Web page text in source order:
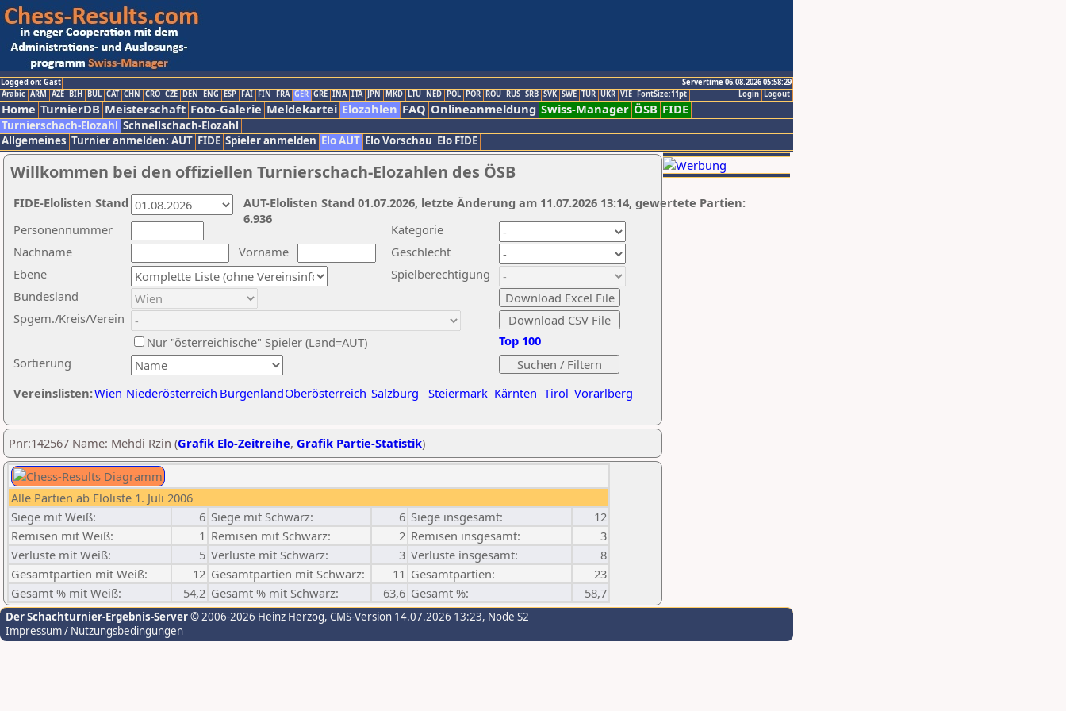
Logged on: Gast
Servertime 06.08.2026 05:58:29
Logout
Login
Arabic ARM AZE BIH BUL CAT CHN CRO CZE DEN ENG ESP FAI FIN FRA GER GRE INA ITA JPN MKD LTU NED POL POR ROU RUS SRB SVK SWE TUR UKR VIE FontSize:11pt
Home TurnierDB Meisterschaft Foto-Galerie Meldekartei Elozahlen FAQ Onlineanmeldung Swiss-Manager ÖSB FIDE
Turnierschach-Elozahl Schnellschach-Elozahl
Allgemeines Turnier anmelden: AUT FIDE Spieler anmelden Elo AUT Elo Vorschau Elo FIDE
Willkommen bei den offiziellen Turnierschach-Elozahlen des ÖSB
Nachname
Vorname
Ebene
Kategorie
Sortierung
Personennummer
Bundesland
Spgem./Kreis/Verein
Geschlecht
Nur "österreichische" Spieler (Land=AUT)
Spielberechtigung
Vereinslisten:Wien Niederösterreich BurgenlandOberösterreich Salzburg Steiermark Kärnten Tirol Vorarlberg
Top 100
AUT-Elolisten Stand 01.07.2026, letzte Änderung am 11.07.2026 13:14, gewertete Partien:
6.936
FIDE-Elolisten Stand
Pnr:142567 Name: Mehdi Rzin (Grafik Elo-Zeitreihe, Grafik Partie-Statistik)
Alle Partien ab Eloliste 1. Juli 2006
Siege mit Weiß:
6 Siege mit Schwarz: 6 Siege insgesamt:
12
Remisen mit Weiß:
1 Remisen mit Schwarz: 2 Remisen insgesamt:
3
Verluste mit Weiß:
5 Verluste mit Schwarz: 3 Verluste insgesamt:
8
Gesamtpartien mit Weiß:
12 Gesamtpartien mit Schwarz: 11 Gesamtpartien:
23
Gesamt % mit Weiß:
54,2 Gesamt % mit Schwarz: 63,6 Gesamt %: 58,7
Der Schachturnier-Ergebnis-Server© 2006-2026 Heinz Herzog, CMS-Version 14.07.2026 13:23, Node S2
Impressum / Nutzungsbedingungen